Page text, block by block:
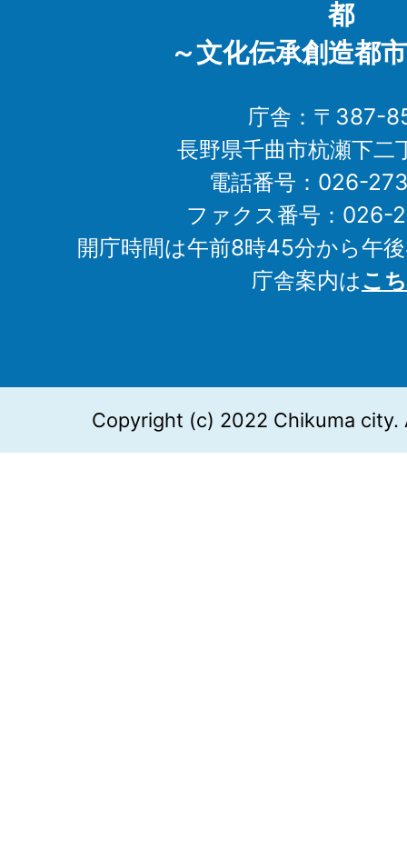
都
～文化伝承創造都
庁舎：〒387-
長野県千曲市杭瀬下二
電話番号：026-
ファクス番号：026-
開庁時間は午前8時45分から午
庁舎案内はこ
Copyright (c) 2022 Chikuma city.